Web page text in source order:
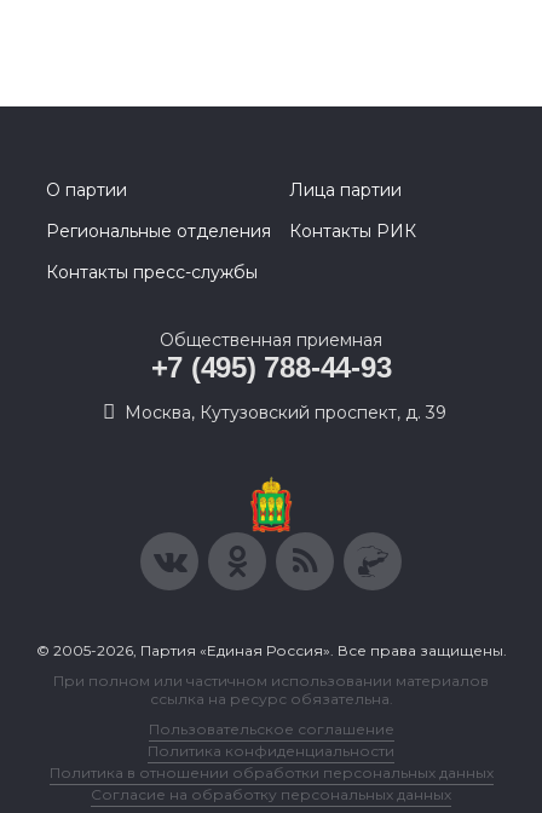
О партии
Лица партии
Региональные отделения
Контакты РИК
Контакты пресс-службы
Общественная приемная
+7 (495) 788-44-93
Москва, Кутузовский проспект, д. 39
© 2005-2026, Партия «Единая Россия». Все права защищены.
При полном или частичном использовании материалов
ссылка на ресурс обязательна.
Пользовательское соглашение
Политика конфиденциальности
Политика в отношении обработки персональных данных
Согласие на обработку персональных данных